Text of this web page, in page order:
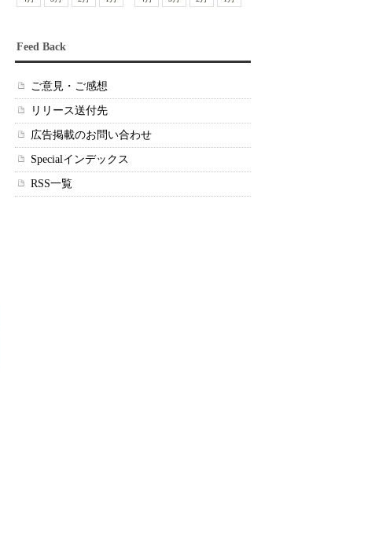
Feed Back
ご意見・ご感想
リリース送付先
広告掲載のお問い合わせ
Specialインデックス
RSS一覧